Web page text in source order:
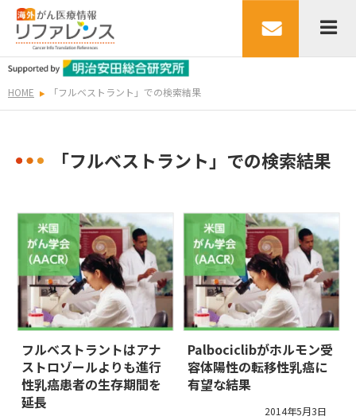
HOME 「フルベストラント」での検索結果
「フルベストラント」での検索結果
フルベストラントはアナ
ストロゾールよりも進行
性乳癌患者の生存期間を
延長
Palbociclibがホルモン受
容体陽性の転移性乳癌に
有望な結果
2014年5月3日